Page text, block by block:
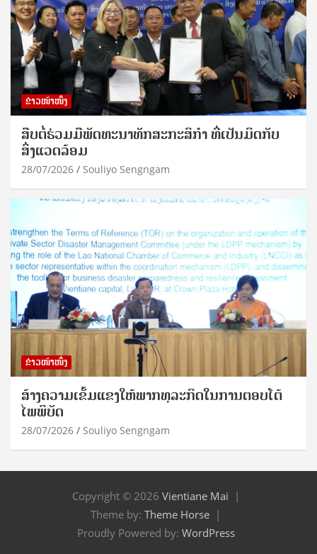
ຂ່າວໜ້າໜຶ່ງ
ສືບຕໍ່ຮ່ວມມືພັດທະນາທັກສະກະສິກຳ ທີ່ເປັນມິດກັບ
ສິ່ງແວດລ້ອມ
28/07/2026 Souliyo Sengngam
ຂ່າວໜ້າໜຶ່ງ
ສ້າງຄວາມເຂັ້ມແຂງໃຫ້ພາກທຸລະກິດໃນການຕອບໂຕ້
ໄພພິບັດ
28/07/2026 Souliyo Sengngam
Copyright © 2026 Vientiane Mai
Theme by: Theme Horse
Proudly Powered by: WordPress